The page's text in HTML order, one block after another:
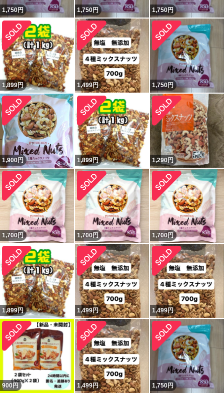
1,750円 1,750円 1,750円
1,899円 1,499円 1,750円
1,900円 1,899円 1,290円
1,700円 1,700円 1,700円
1,899円 1,499円 1,499円
900 円 1,499円 1,750円